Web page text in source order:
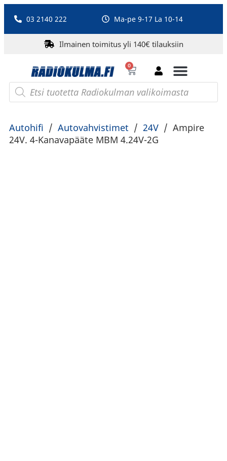
03 2140 222 Ma-pe 9-17 La 10-14
Ilmainen toimitus yli 140€ tilauksiin
0
Autohifi / Autovahvistimet / 24V / Ampire
24V. 4-Kanavapääte MBM 4.24V-2G